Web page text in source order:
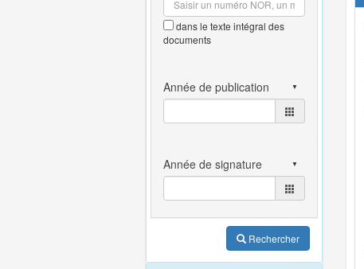
dans le texte intégral des
documents
Rechercher